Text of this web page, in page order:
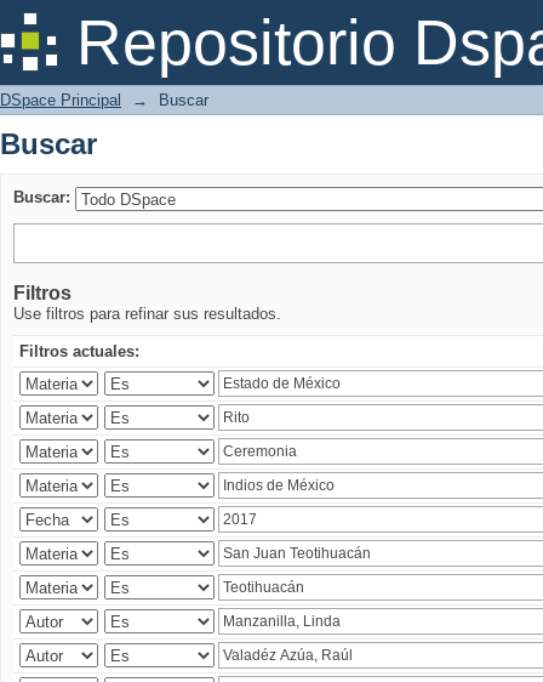
Repositorio
Buscar
DSpace Principal → Buscar
Buscar
Buscar:
Filtros
Use filtros para refinar sus resultados.
Filtros actuales: